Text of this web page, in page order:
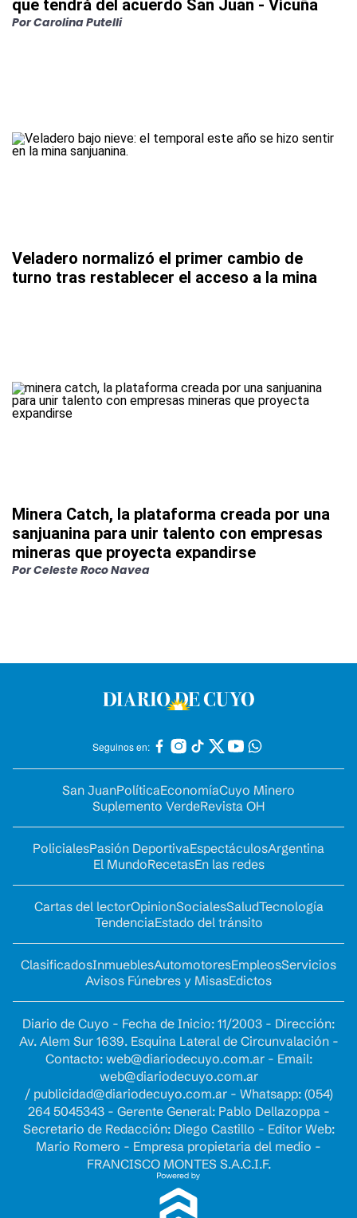
que tendrá del acuerdo San Juan - Vicuña
PorCarolina Putelli
Veladero normalizó el primer cambio de
turno tras restablecer el acceso a la mina
Minera Catch, la plataforma creada por una
sanjuanina para unir talento con empresas
mineras que proyecta expandirse
PorCeleste Roco Navea
Seguinos en:
San JuanPolíticaEconomíaCuyo Minero
Suplemento VerdeRevista OH
PolicialesPasión DeportivaEspectáculosArgentina
El MundoRecetasEn las redes
Cartas del lectorOpinionSocialesSaludTecnología
TendenciaEstado del tránsito
ClasificadosInmueblesAutomotoresEmpleosServicios
Avisos Fúnebres y MisasEdictos
Diario de Cuyo - Fecha de Inicio: 11/2003 - Dirección:
Av. Alem Sur 1639. Esquina Lateral de Circunvalación -
Contacto: web@diariodecuyo.com.ar- Email:
web@diariodecuyo.com.ar
/ publicidad@diariodecuyo.com.ar- Whatsapp: (054)
264 5045343 - Gerente General: Pablo Dellazoppa -
Secretario de Redacción: Diego Castillo - Editor Web:
Mario Romero - Empresa propietaria del medio -
FRANCISCO MONTES S.A.C.I.F.